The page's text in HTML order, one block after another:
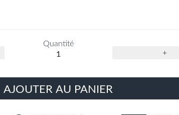
Quantité
+
AJOUTER AU PANIER